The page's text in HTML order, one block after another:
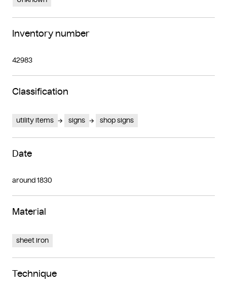
Inventory number
42983
Classification
utility items signs shop signs
Date
around 1830
Material
sheet iron
Technique